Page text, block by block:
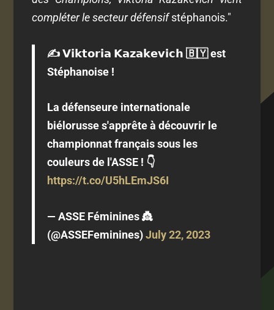
compléter le secteur défensifstéphanois."
✍️ 𝗩𝗶𝗸𝘁𝗼𝗿𝗶𝗮 𝗞𝗮𝘇𝗮𝗸𝗲𝘃𝗶𝗰𝗵 🇧🇾 est
Stéphanoise !
La défenseure internationale
biélorusse s'apprête à découvrir le
championnat français sous les
couleurs de l'ASSE ! 👇
https://t.co/U5hLEmJS6I
— ASSE Féminines 👸
(@ASSEFeminines)July 22, 2023